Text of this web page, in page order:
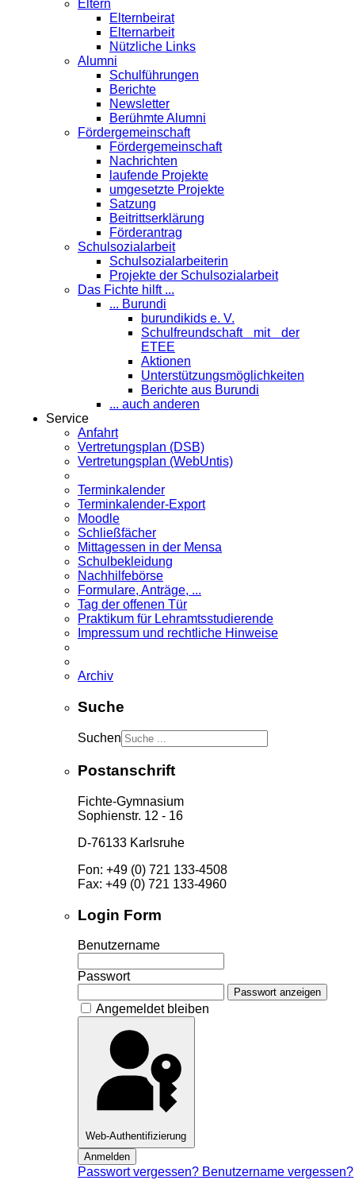
Eltern
Elternbeirat
Elternarbeit
Nützliche Links
Alumni
Schulführungen
Berichte
Newsletter
Berühmte Alumni
Förder­gemeinschaft
Fördergemeinschaft
Nachrichten
laufende Projekte
umgesetzte Projekte
Satzung
Beitrittserklärung
Förderantrag
Schul­sozialarbeit
Schulsozialarbeiterin
Projekte der Schulsozialarbeit
Das Fichte hilft ...
... Burundi
burundikids e. V.
Schulfreundschaft mit der
ETEE
Aktionen
Unterstützungsmöglichkeiten
Berichte aus Burundi
... auch anderen
Service
Anfahrt
Vertretungsplan (DSB)
Vertretungsplan (WebUntis)
Terminkalender
Terminkalender-Export
Moodle
Schließfächer
Mittagessen in der Mensa
Schulbekleidung
Nachhilfebörse
Formulare, Anträge, ...
Tag der offenen Tür
Praktikum für Lehramts­studierende
Impressum und rechtliche Hinweise
Archiv
Suche
Suchen
Postanschrift
Fichte-Gymnasium
Sophienstr. 12 - 16
D-76133 Karlsruhe
Fon: +49 (0) 721 133-4508
Fax: +49 (0) 721 133-4960
Login Form
Benutzername
Passwort
Passwort anzeigen
Angemeldet bleiben
Web-Authentifizierung
Anmelden
Passwort vergessen? Benutzername vergessen?